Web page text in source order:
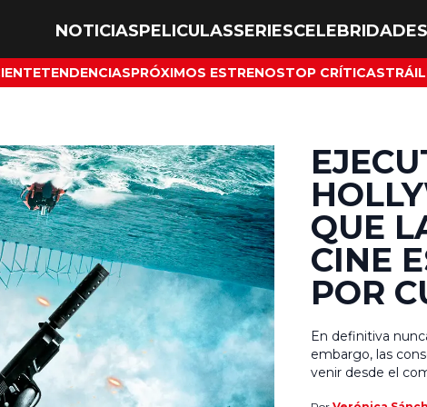
NOTICIASPELICULASSERIESCELEBRIDADES
TENDENCIASPRÓXIMOS ESTRENOSTOP CRÍTICAS
QUE
CINE
POR
En definitiva
embargo, las
venir desde el